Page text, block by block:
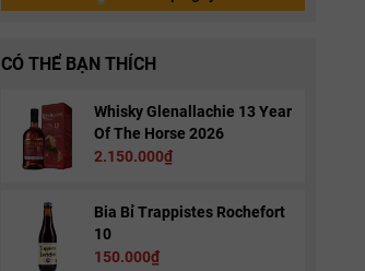
CÓ THỂ BẠN THÍCH
Whisky Glenallachie 13 Year
Of The Horse 2026
2.150.000₫
Bia Bỉ Trappistes Rochefort
10
150.000₫